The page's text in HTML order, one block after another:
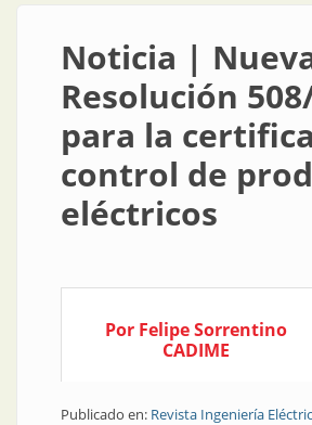
Noticia |
Resolución
para la
control de
eléctricos
Por Felipe Sorrentino
CADIME
Publicado en: Revista Ingeniería